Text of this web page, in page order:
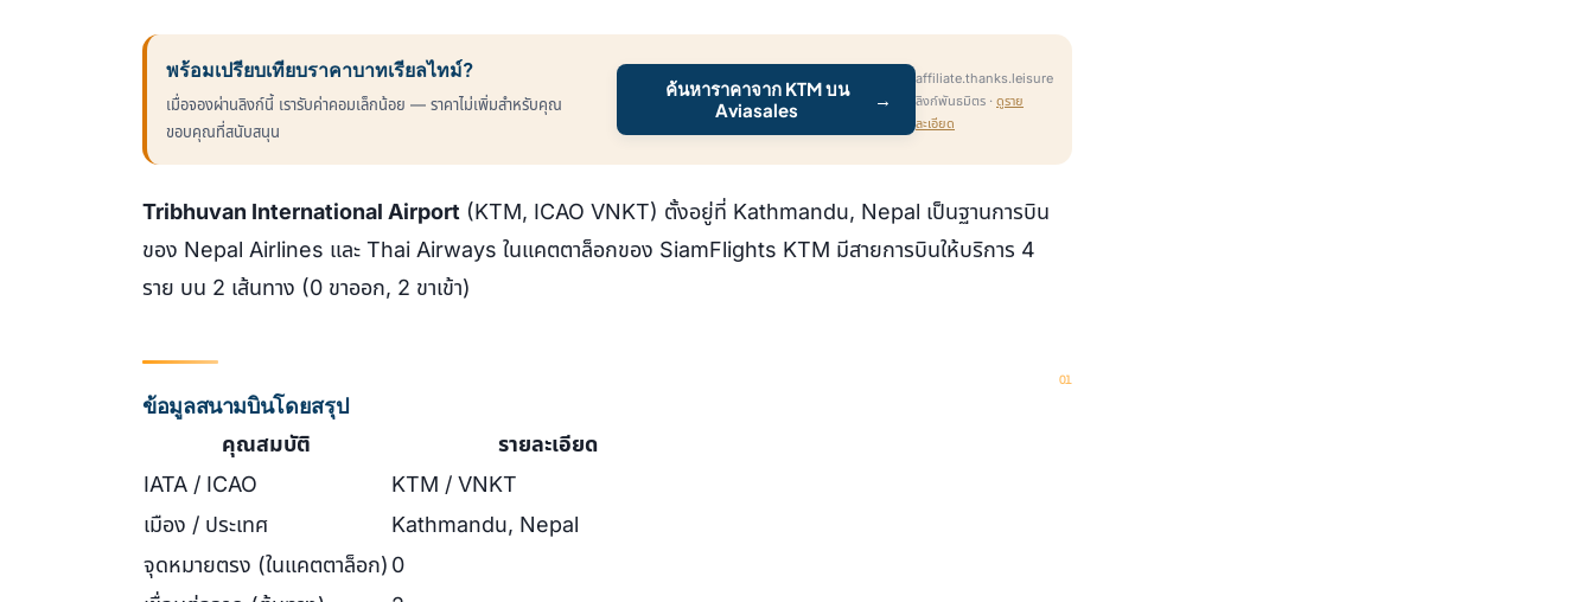
พร้อมเปรียบเทียบราคาบาทเรียลไทม์?
เมื่อจองผ่านลิงก์นี้ เรารับค่าคอมเล็กน้อย — ราคาไม่เพิ่มสำหรับคุณ
ขอบคุณที่สนับสนุน
ค้นหาราคาจาก KTM บน
Aviasales
→
affiliate.thanks.leisure
ลิงก์พันธมิตร · ดูราย
ละเอียด
Tribhuvan International Airport (KTM, ICAO VNKT) ตั้งอยู่ที่ Kathmandu, Nepal เป็นฐานการบิน
ของ Nepal Airlines และ Thai Airways ในแคตตาล็อกของ SiamFlights KTM มีสายการบินให้บริการ 4
ราย บน 2 เส้นทาง (0 ขาออก, 2 ขาเข้า)
ข้อมูลสนามบินโดยสรุป
คุณสมบัติ
รายละเอียด
IATA / ICAO
KTM / VNKT
เมือง / ประเทศ
Kathmandu, Nepal
จุดหมายตรง (ในแคตตาล็อก) 0